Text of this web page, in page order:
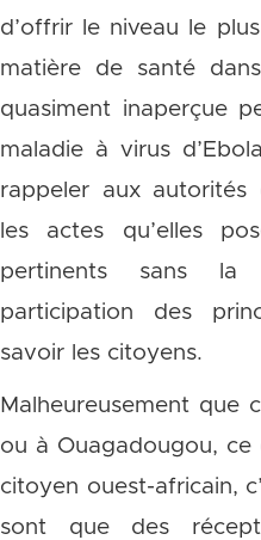
d’offrir le niveau le
matière de santé
quasiment inaperçue
maladie à virus
rappeler aux
les actes qu’elles
pertinents sans la
participation des
savoir les citoyens.
Malheureusement que
ou à Ouagadougou,
citoyen ouest-africain,
sont que des